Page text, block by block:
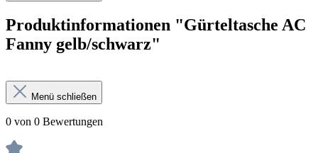
Produktinformationen "Gürteltasche AC
Fanny gelb/schwarz"
Menü schließen
0 von 0 Bewertungen